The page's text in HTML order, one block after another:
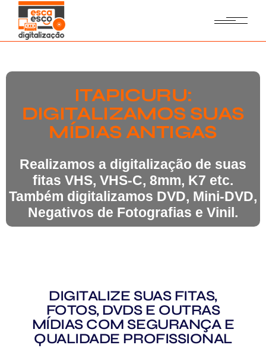
ITAPICURU:
DIGITALIZAMOS SUAS
MÍDIAS ANTIGAS
Realizamos a digitalização de suas
fitas VHS, VHS-C, 8mm, K7 etc.
Também digitalizamos DVD, Mini-DVD,
Negativos de Fotografias e Vinil.
DIGITALIZE SUAS FITAS,
FOTOS, DVDS E OUTRAS
MÍDIAS COM SEGURANÇA E
QUALIDADE PROFISSIONAL